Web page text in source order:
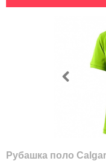
Рубашка поло